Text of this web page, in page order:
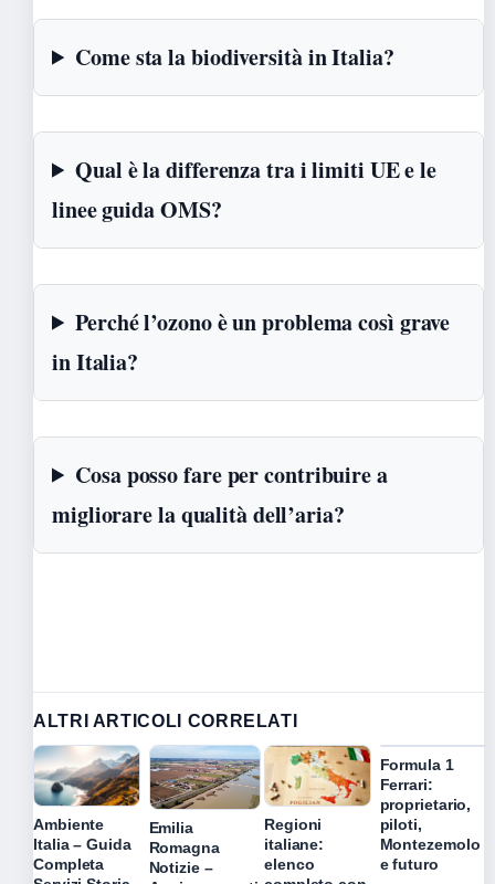
Come sta la biodiversità in Italia?
Qual è la differenza tra i limiti UE e le
linee guida OMS?
Perché l’ozono è un problema così grave
in Italia?
Cosa posso fare per contribuire a
migliorare la qualità dell’aria?
ALTRI ARTICOLI CORRELATI
Ambiente
Italia – Guida
Completa
Emilia
Romagna
Notizie –
Regioni
italiane:
elenco
Formula 1
Ferrari:
proprietario,
piloti,
Montezemolo
e futuro